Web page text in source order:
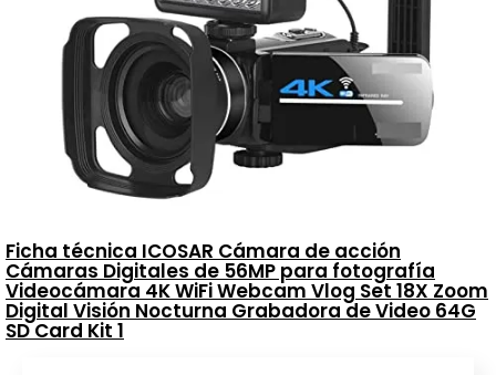
Ficha técnica ICOSAR Cámara de acción
Cámaras Digitales de 56MP para fotografía
Videocámara 4K WiFi Webcam Vlog Set 18X Zoom
Digital Visión Nocturna Grabadora de Video 64G
SD Card Kit 1